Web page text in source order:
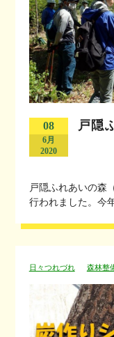
08
6月
2020
戸隠
戸隠ふれあいの森
行われました。今
日々つれづれ 森林整